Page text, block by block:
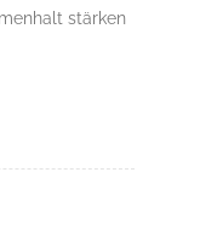
stärken